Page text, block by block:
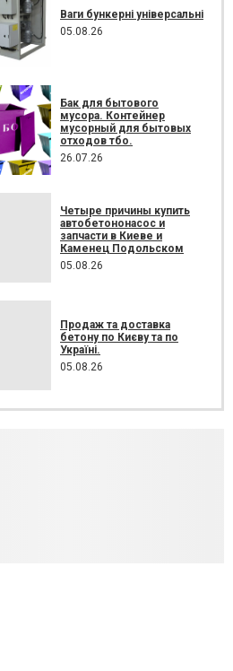
Ваги бункерні універсальні
05.08.26
Бак для бытового
мусора. Контейнер
мусорный для бытовых
отходов тбо.
26.07.26
Четыре причины купить
автобетононасос и
запчасти в Киеве и
Каменец Подольском
05.08.26
Продаж та доставка
бетону по Києву та по
Україні.
05.08.26